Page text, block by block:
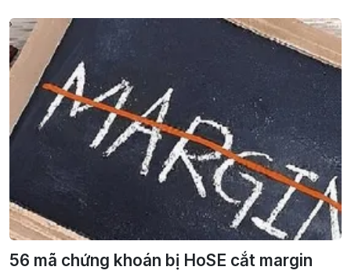
56 mã chứng khoán bị HoSE cắt margin